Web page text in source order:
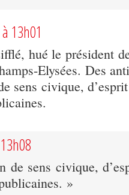
13h01
hué le président
Elysées. Des
sens civique,
de sens civique,
»